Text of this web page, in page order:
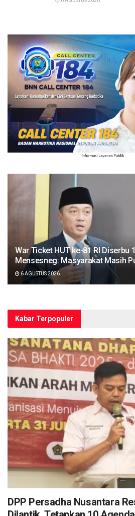
War Ticket HUT ke-81 RI Diserbu
Mensesneg: Masyarakat Masih
6 AGUSTUS 2026
Kabar Terpopuler
DPP Persadha Nusantara